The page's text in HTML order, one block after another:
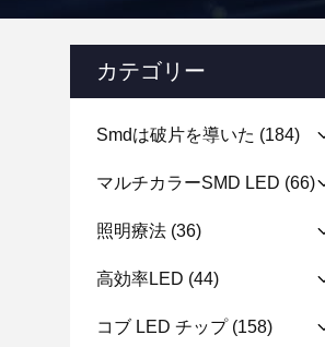
カテゴリー
Smdは破片を導いた (184)
マルチカラーSMD LED (66)
照明療法 (36)
高効率LED (44)
コブ LED チップ(158)